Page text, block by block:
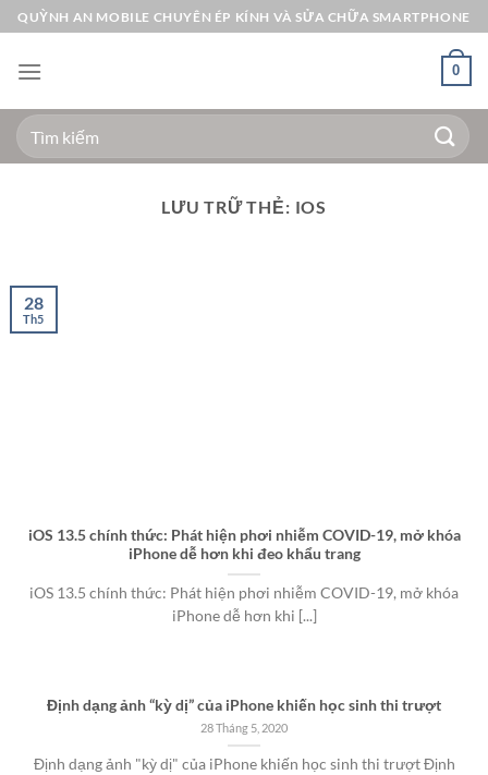
Bỏ
qua
nội
QUỲNH AN MOBILE CHUYÊN ÉP KÍNH VÀ SỬA CHỮA SMARTPHONE
0
Tìm
kiếm:
LƯU TRỮ THẺ: IOS
iOS 13.5 chính thức: Phát hiện phơi nhiễm COVID-19, mở khóa
iPhone dễ hơn khi đeo khẩu trang
iOS 13.5 chính thức: Phát hiện phơi nhiễm COVID-19, mở khóa
iPhone dễ hơn khi [...]
28
Th5
Định dạng ảnh “kỳ dị” của iPhone khiến học sinh thi trượt
28 Tháng 5, 2020
Định dạng ảnh "kỳ dị" của iPhone khiến học sinh thi trượt Định